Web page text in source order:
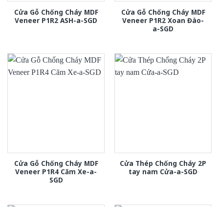
Cửa Gỗ Chống Cháy MDF
Veneer P1R2 ASH-a-SGD
Cửa Gỗ Chống Cháy MDF
Veneer P1R2 Xoan Đào-
a-SGD
Cửa Gỗ Chống Cháy MDF
Veneer P1R4 Căm Xe-a-
SGD
Cửa Thép Chống Cháy 2P
tay nam Cửa-a-SGD